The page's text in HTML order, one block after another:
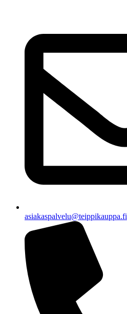
asiakaspalvelu@teippikauppa.fi